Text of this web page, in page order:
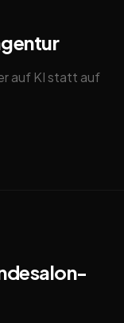
auf KI statt auf